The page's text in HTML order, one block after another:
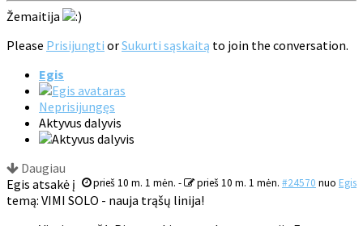
Žemaitija
Please Prisijungti orSukurti sąskaitą to join the conversation.
Egis
Neprisijungęs
Aktyvus dalyvis
Daugiau
prieš 10 m. 1 mėn. - prieš 10 m. 1 mėn. #24570 nuo Egis
Egis atsakė į
temą: VIMI SOLO - nauja trąšų linija!